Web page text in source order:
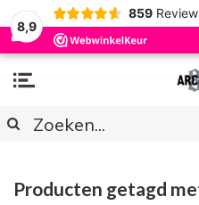
8,9
859
Producten getagd